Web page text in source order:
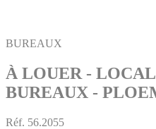
BUREAUX
À LOUER -
BUREAUX -
Réf. 56.2055